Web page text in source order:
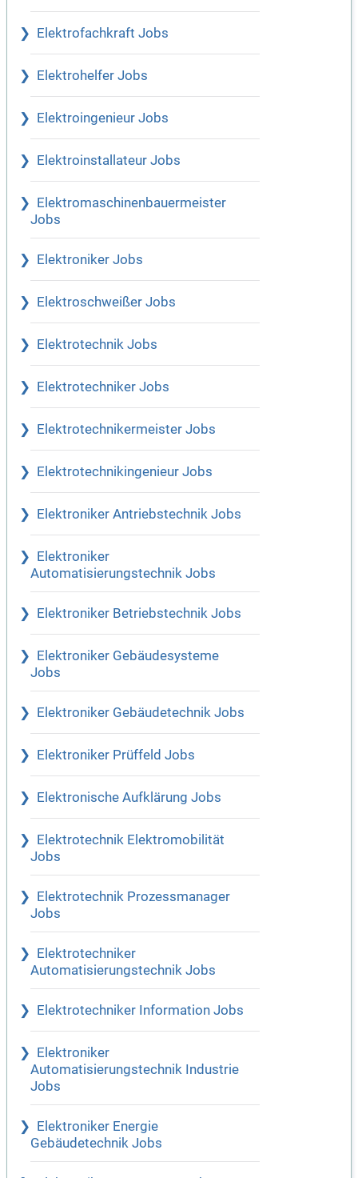
Elektrofachkraft Jobs
Elektrohelfer Jobs
Elektroingenieur Jobs
Elektroinstallateur Jobs
Elektromaschinenbauermeister
Jobs
Elektroniker Jobs
Elektroschweißer Jobs
Elektrotechnik Jobs
Elektrotechniker Jobs
Elektrotechnikermeister Jobs
Elektrotechnikingenieur Jobs
Elektroniker Antriebstechnik Jobs
Elektroniker
Automatisierungstechnik Jobs
Elektroniker Betriebstechnik Jobs
Elektroniker Gebäudesysteme
Jobs
Elektroniker Gebäudetechnik Jobs
Elektroniker Prüffeld Jobs
Elektronische Aufklärung Jobs
Elektrotechnik Elektromobilität
Jobs
Elektrotechnik Prozessmanager
Jobs
Elektrotechniker
Automatisierungstechnik Jobs
Elektrotechniker Information Jobs
Elektroniker
Automatisierungstechnik Industrie
Jobs
Elektroniker Energie
Gebäudetechnik Jobs